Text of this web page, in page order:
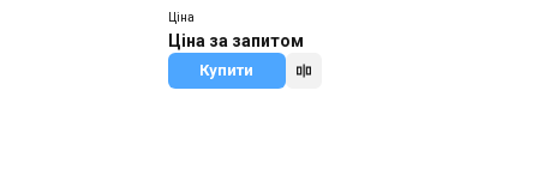
Ціна
Ціна за запитом
Купити